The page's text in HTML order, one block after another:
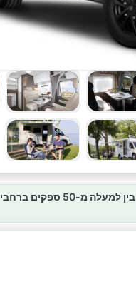
השוואה בין למעלה מ-50 ספקים ברחבי